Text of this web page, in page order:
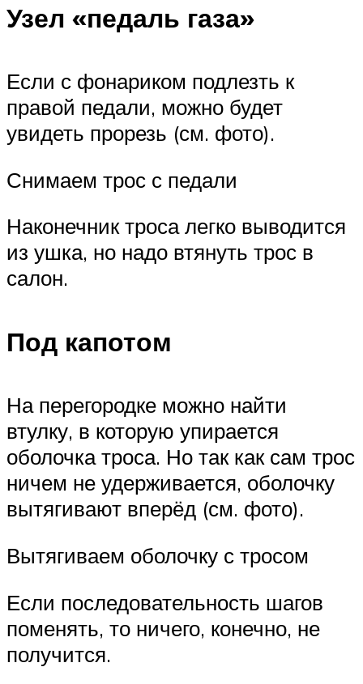
Узел «педаль газа»
Если с фонариком подлезть к
правой педали, можно будет
увидеть прорезь (см. фото).
Снимаем трос с педали
Наконечник троса легко выводится
из ушка, но надо втянуть трос в
салон.
Под капотом
На перегородке можно найти
втулку, в которую упирается
оболочка троса. Но так как сам трос
ничем не удерживается, оболочку
вытягивают вперёд (см. фото).
Вытягиваем оболочку с тросом
Если последовательность шагов
поменять, то ничего, конечно, не
получится.